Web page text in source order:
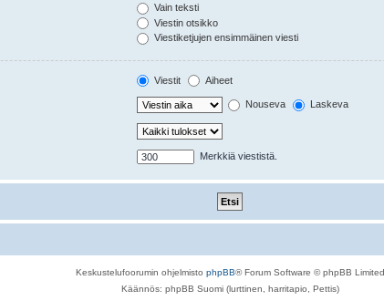
Vain teksti
Viestin otsikko
Viestiketjujen ensimmäinen viesti
Viestit Aiheet
Nouseva Laskeva
Merkkiä viestistä.
Keskustelufoorumin ohjelmisto phpBB® Forum Software © phpBB Limited
Käännös: phpBB Suomi (lurttinen, harritapio, Pettis)